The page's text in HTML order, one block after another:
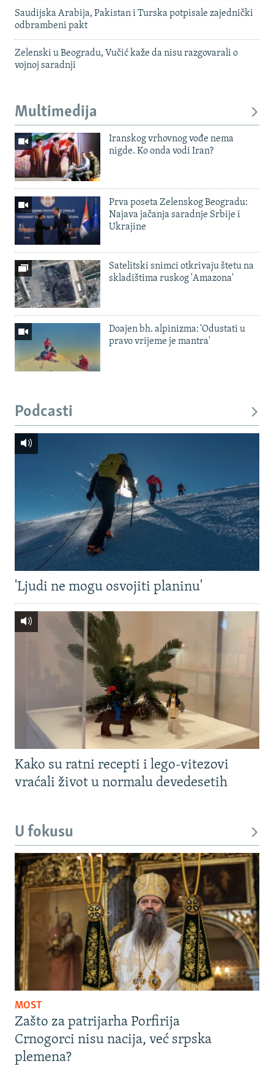
Saudijska Arabija, Pakistan i Turska potpisale zajednički
odbrambeni pakt
Zelenski u Beogradu, Vučić kaže da nisu razgovarali o
vojnoj saradnji
Multimedija
Iranskog vrhovnog vođe nema
nigde. Ko onda vodi Iran?
Prva poseta Zelenskog Beogradu:
Najava jačanja saradnje Srbije i
Ukrajine
Satelitski snimci otkrivaju štetu na
skladištima ruskog 'Amazona'
Doajen bh. alpinizma: 'Odustati u
pravo vrijeme je mantra'
Podcasti
'Ljudi ne mogu osvojiti planinu'
Kako su ratni recepti i lego-vitezovi
vraćali život u normalu devedesetih
U fokusu
MOST
Zašto za patrijarha Porfirija
Crnogorci nisu nacija, već srpska
plemena?